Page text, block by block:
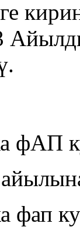
фАП
фап